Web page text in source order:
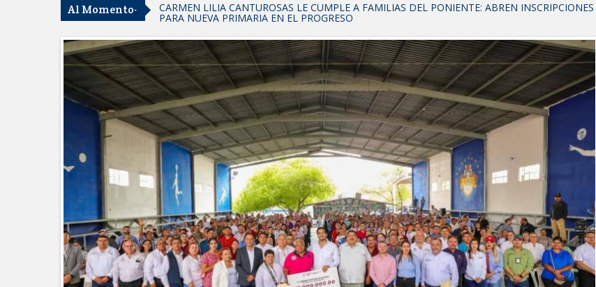
Al Momento- CARMEN LILIA CANTUROSAS LE CUMPLE A FAMILIAS DEL PONIENTE: ABREN INSCRIPCIONES
PARA NUEVA PRIMARIA EN EL PROGRESO
FORTALECE IMJUVE SALUD MENTAL DE JÓVENES CON TERAPIAS PSICOLÓGICAS GRATUITAS
Llama Carlos Peña Ortiz a realizar investigación en tema de la refinería
Coordinan la SST y SET acciones para fortalecer la formación médica y la bioética en Tamaulipas
EXHORTA PROTECCIÓN CIVIL A EXTREMAR PRECAUCIONES ANTE ALTAS TEMPERATURAS
DURANTE EL PERIODO VACACIONAL
"Jefes de Familia", programa de apoyo social municipal para los reynosenses
Supervisa rector Dámaso Anaya nueva sede para la Facultad de Arquitectura de la UAT en
Ciudad Victoria
Agiliza el ITAVU procesos de escrituración para brindar certeza patrimonial a más familias de
Tamaulipas
GOBIERNO MUNICIPAL EXHORTA A PREVENIR ENFERMEDADES DURANTE LA TEMPORADA DE
CALOR
Intensificó Municipio programa de bacheo en cuatro colonias de Reynosa
Respalda la SET acuerdos de la CONAEDU sobre redes sociales y escuelas militarizadas
AVANZAN TRABAJOS DE MODERNIZACIÓN EN AVENIDA REFORMA; GOBIERNO MUNICIPAL
MANTIENE EL RITMO DE LAS OBRAS PRIORITARIAS
Atendió Protección Civil de Reynosa reportes ante lluvias